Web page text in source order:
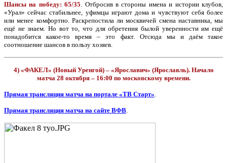
Шансы на победу: 65/35. Отбросив в стороны имена и истории клубов,
«Урал» сейчас стабильнее, уфимцы играют дома и чувствуют себя более
или менее комфортно. Раскрепостила ли москвичей смена наставника, мы
ещё не знаем. Но вот то, что для обретения былой уверенности им ещё
понадобится какое-то время – это факт. Отсюда мы и даём такое
соотношение шансов в пользу хозяев.
4) «ФАКЕЛ» (Новый Уренгой) – «Ярославич» (Ярославль). Начало
матча 28 октября – 16:00 по московскому времени.
Прямая трансляция матча на портале «ТВ Старт».
Прямая трансляция матча на сайте ВФВ.